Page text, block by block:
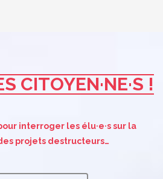
CITOYEN·NE·S !
interroger les élu·e·s sur la
projets destructeurs…